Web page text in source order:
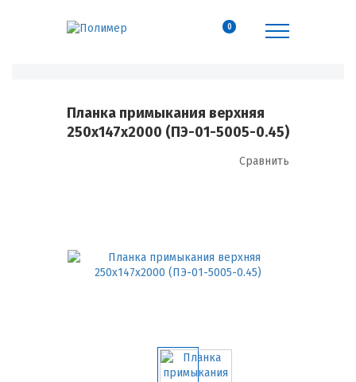
0
Планка примыкания верхняя
250х147х2000 (ПЭ-01-5005-0.45)
Сравнить